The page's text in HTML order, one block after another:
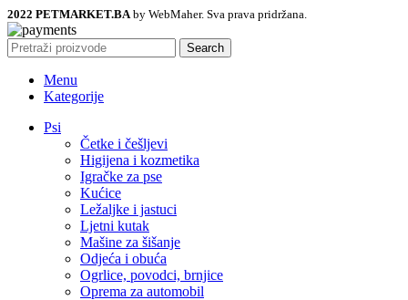
2022 PETMARKET.BAby WebMaher. Sva prava pridržana.
Search
Menu
Kategorije
Psi
Četke i češljevi
Higijena i kozmetika
Igračke za pse
Kućice
Ležaljke i jastuci
Ljetni kutak
Mašine za šišanje
Odjeća i obuća
Ogrlice, povodci, brnjice
Oprema za automobil